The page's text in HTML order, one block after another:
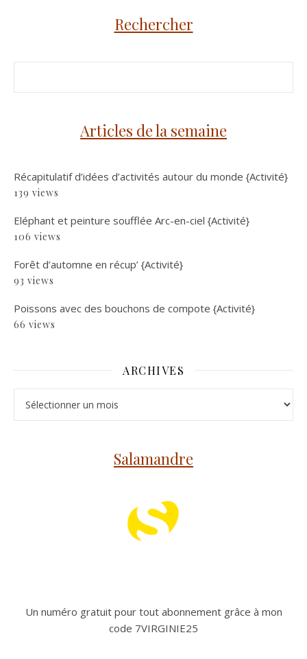
Rechercher
Articles de la semaine
Récapitulatif d’idées d’activités autour du monde {Activité}
139 views
Eléphant et peinture soufflée Arc-en-ciel {Activité}
106 views
Forêt d’automne en récup’ {Activité}
93 views
Poissons avec des bouchons de compote {Activité}
66 views
ARCHIVES
Salamandre
Un numéro gratuit pour tout abonnement grâce à mon
code 7VIRGINIE25